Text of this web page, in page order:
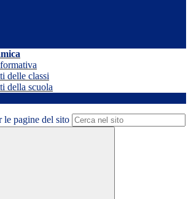
delle classi
della scuola
le pagine del sito